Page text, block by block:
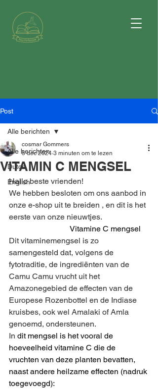
Post
Alle berichten
Dutch
English
Alle berichten
VITAMIN C MENGSEL
cosmar Gommers
5 dec 2024 3 minuten om te lezen
Hallo beste vrienden!
We hebben besloten om ons aanbod in
onze e-shop uit te breiden , en dit is het
eerste van onze nieuwtjes.
Vitamine C mengsel
Dit vitaminemengsel is zo
samengesteld dat, volgens de
fytotraditie, de ingrediënten van de
Camu Camu vrucht uit het
Amazonegebied de effecten van de
Europese Rozenbottel en de Indiase
kruisbes, ook wel Amalaki of Amla
genoemd, ondersteunen.
In dit mengsel is het vooral de
hoeveelheid vitamine C die de
vruchten van deze planten bevatten,
naast andere heilzame effecten (nadruk
toegevoegd):